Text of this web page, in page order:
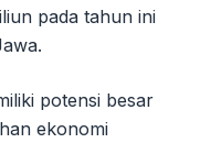
pada tahun ini
potensi besar
ekonomi